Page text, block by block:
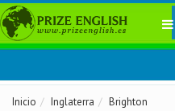
Inicio Inglaterra
Brighton